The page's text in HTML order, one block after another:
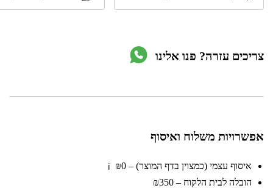
מזרוניםצריכים עזרה? פנו אלינו
אפשרויות משלוח ואיסוף
איסוף עצמי (כמצוין בדף המוצר) – ₪0 ℹ️
הובלה לבית הלקוח – ₪350